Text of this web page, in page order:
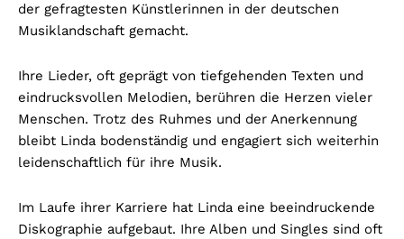
der gefragtesten Künstlerinnen in der deutschen
Musiklandschaft gemacht.
Ihre Lieder, oft geprägt von tiefgehenden Texten und
eindrucksvollen Melodien, berühren die Herzen vieler
Menschen. Trotz des Ruhmes und der Anerkennung
bleibt Linda bodenständig und engagiert sich weiterhin
leidenschaftlich für ihre Musik.
Im Laufe ihrer Karriere hat Linda eine beeindruckende
Diskographie aufgebaut. Ihre Alben und Singles sind oft